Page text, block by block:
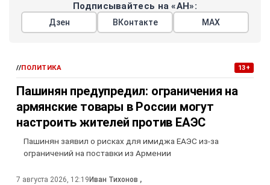
Подписывайтесь на «АН»:
Дзен ВКонтакте МАХ
//ПОЛИТИКА 13+
Пашинян предупредил: ограничения на
армянские товары в России могут
настроить жителей против ЕАЭС
Пашинян заявил о рисках для имиджа ЕАЭС из-за
ограничений на поставки из Армении
7 августа 2026, 12:19 Иван Тихонов ,